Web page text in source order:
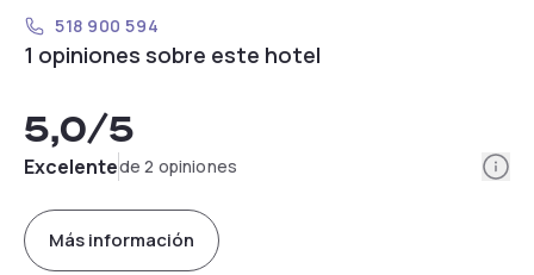
518 900 594
1 opiniones sobre este hotel
5,0/5
Excelentede 2 opiniones
Más información